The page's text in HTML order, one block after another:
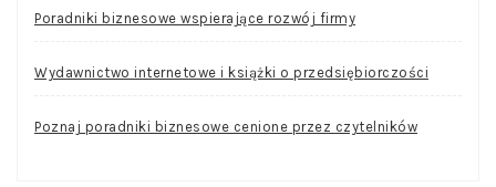
Poradniki biznesowe wspierające rozwój firmy
Wydawnictwo internetowe i książki o przedsiębiorczości
Poznaj poradniki biznesowe cenione przez czytelników